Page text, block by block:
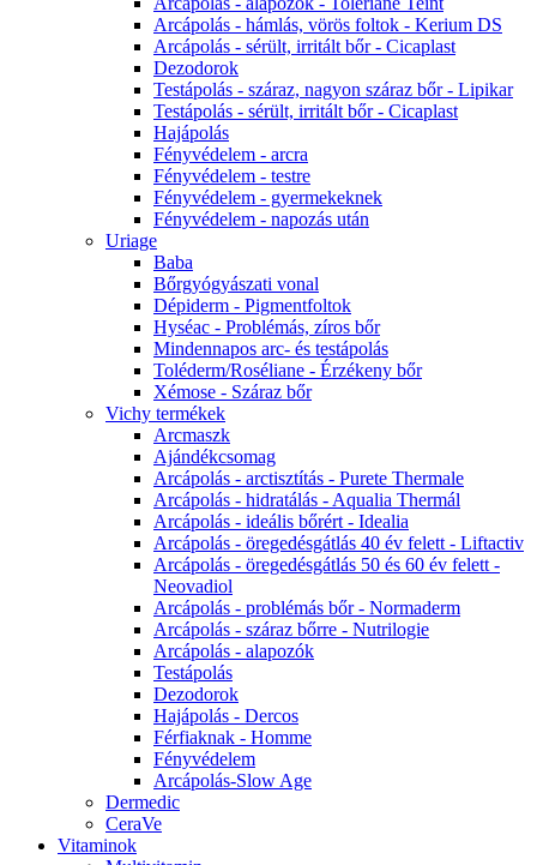
Arcápolás - hámlás, vörös foltok - Kerium DS
Arcápolás - sérült, irritált bőr - Cicaplast
Dezodorok
Testápolás - száraz, nagyon száraz bőr - Lipikar
Testápolás - sérült, irritált bőr - Cicaplast
Hajápolás
Fényvédelem - arcra
Fényvédelem - testre
Fényvédelem - gyermekeknek
Fényvédelem - napozás után
Uriage
Baba
Bőrgyógyászati vonal
Dépiderm - Pigmentfoltok
Hyséac - Problémás, zíros bőr
Mindennapos arc- és testápolás
Toléderm/Roséliane - Érzékeny bőr
Xémose - Száraz bőr
Vichy termékek
Arcmaszk
Ajándékcsomag
Arcápolás - arctisztítás - Purete Thermale
Arcápolás - hidratálás - Aqualia Thermál
Arcápolás - ideális bőrért - Idealia
Arcápolás - öregedésgátlás 40 év felett - Liftactiv
Arcápolás - öregedésgátlás 50 és 60 év felett -
Neovadiol
Arcápolás - problémás bőr - Normaderm
Arcápolás - száraz bőrre - Nutrilogie
Arcápolás - alapozók
Testápolás
Dezodorok
Hajápolás - Dercos
Férfiaknak - Homme
Fényvédelem
Arcápolás-Slow Age
Dermedic
CeraVe
Vitaminok